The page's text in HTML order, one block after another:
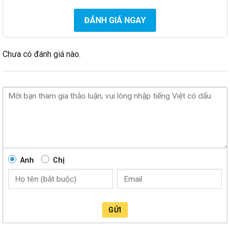
ĐÁNH GIÁ NGAY
Chưa có đánh giá nào.
Anh Chị
GỬI